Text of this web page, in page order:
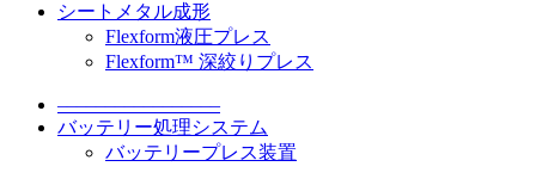
シートメタル成形
Flexform液圧プレス
Flexform™ 深絞りプレス
–––––––––––––––––
バッテリー処理システム
バッテリープレス装置